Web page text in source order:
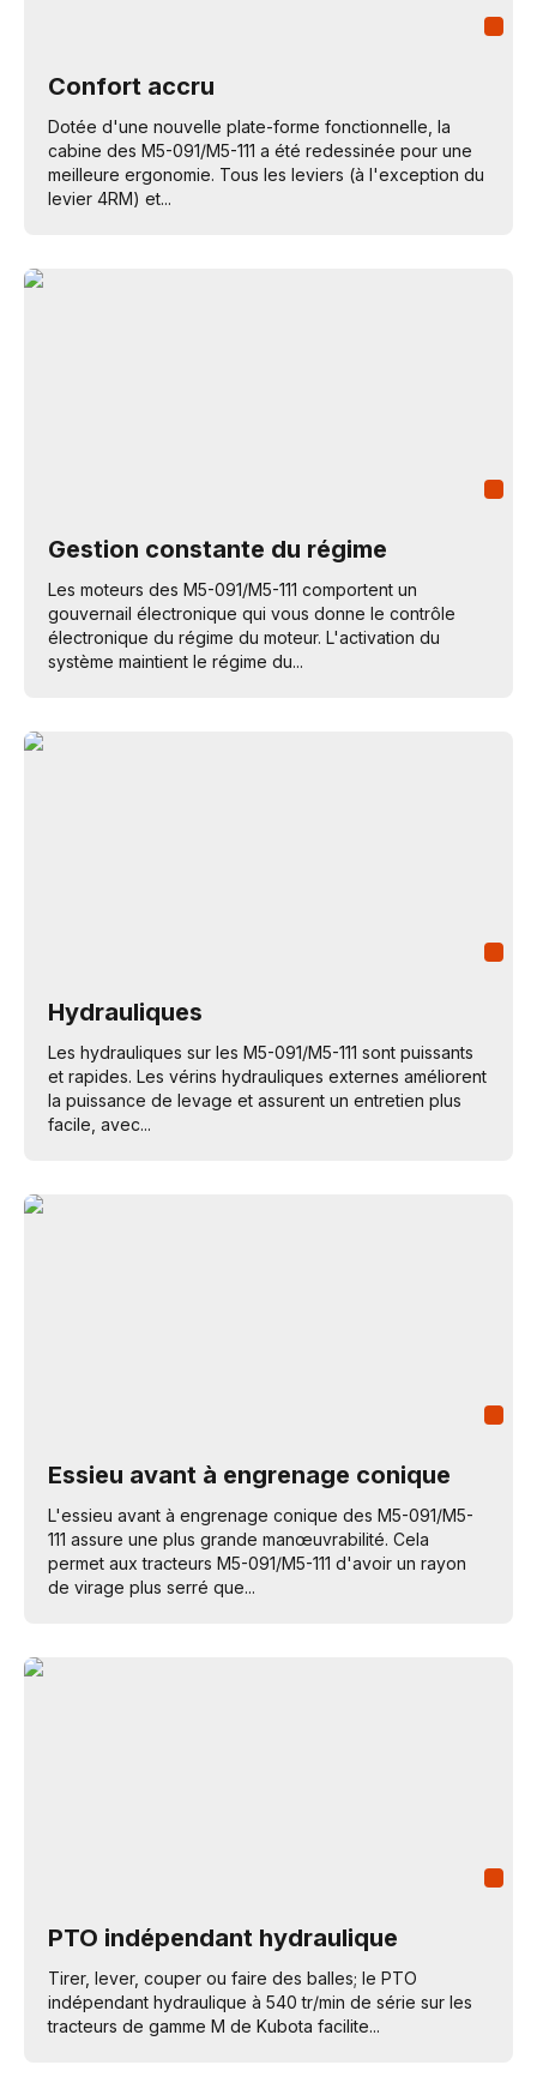
Confort accru
Dotée d'une nouvelle plate-forme fonctionnelle, la
cabine des M5-091/M5-111 a été redessinée pour une
meilleure ergonomie. Tous les leviers (à l'exception du
levier 4RM) et...
Gestion constante du régime
Les moteurs des M5-091/M5-111 comportent un
gouvernail électronique qui vous donne le contrôle
électronique du régime du moteur. L'activation du
système maintient le régime du...
Hydrauliques
Les hydrauliques sur les M5-091/M5-111 sont puissants
et rapides. Les vérins hydrauliques externes améliorent
la puissance de levage et assurent un entretien plus
facile, avec...
Essieu avant à engrenage conique
L'essieu avant à engrenage conique des M5-091/M5-
111 assure une plus grande manœuvrabilité. Cela
permet aux tracteurs M5-091/M5-111 d'avoir un rayon
de virage plus serré que...
PTO indépendant hydraulique
Tirer, lever, couper ou faire des balles; le PTO
indépendant hydraulique à 540 tr/min de série sur les
tracteurs de gamme M de Kubota facilite...